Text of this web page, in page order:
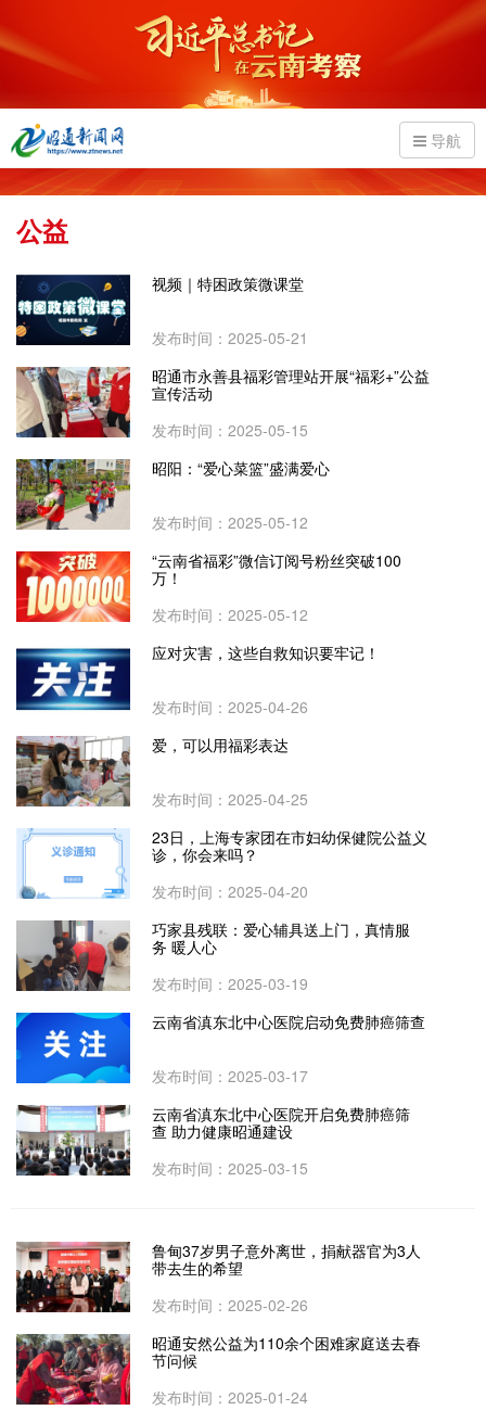
导航
公益
视频｜特困政策微课堂
发布时间：2025-05-21
昭通市永善县福彩管理站开展“福彩+”公益
宣传活动
发布时间：2025-05-15
昭阳：“爱心菜篮”盛满爱心
发布时间：2025-05-12
“云南省福彩”微信订阅号粉丝突破100
万！
发布时间：2025-05-12
应对灾害，这些自救知识要牢记！
发布时间：2025-04-26
爱，可以用福彩表达
发布时间：2025-04-25
23日，上海专家团在市妇幼保健院公益义
诊，你会来吗？
发布时间：2025-04-20
巧家县残联：爱心辅具送上门，真情服
务 暖人心
发布时间：2025-03-19
云南省滇东北中心医院启动免费肺癌筛查
发布时间：2025-03-17
云南省滇东北中心医院开启免费肺癌筛
查 助力健康昭通建设
发布时间：2025-03-15
鲁甸37岁男子意外离世，捐献器官为3人
带去生的希望
发布时间：2025-02-26
昭通安然公益为110余个困难家庭送去春
节问候
发布时间：2025-01-24